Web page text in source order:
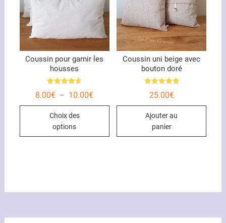
Coussin pour garnir les
housses
4.67
8.00€ – 10.00€Plage
Choix des
options
Ce
peuvent
choisies
Coussin uni beige avec
bouton doré
5.00
25.00€
Ajouter au
panier